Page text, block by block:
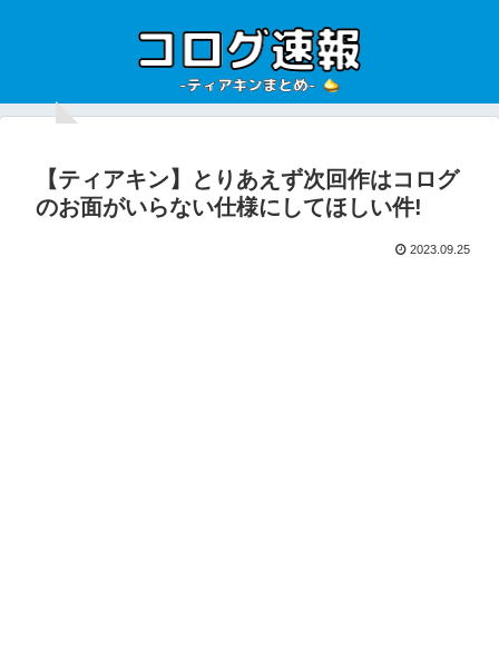
【ティアキン】とりあえず次回作はコログ
のお面がいらない仕様にしてほしい件!
2023.09.25